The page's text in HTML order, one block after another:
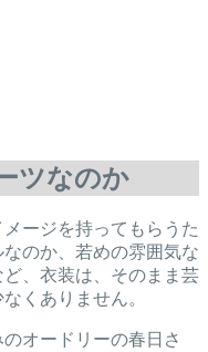
ツなのか
ージを持ってもらうた
のか、若めの雰囲気な
、衣装は、そのまま芸
くありません。
オードリーの春日さ